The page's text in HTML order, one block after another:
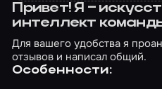
Привет! Я –
интеллект
Для вашего удобства я
отзывов и написал общий.
Особенности: